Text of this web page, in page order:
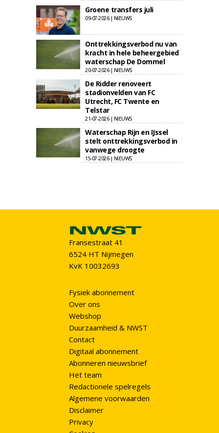
Groene transfers juli
09-07-2026 | NIEUWS
Onttrekkingsverbod nu van
kracht in hele beheergebied
waterschap De Dommel
20-07-2026 | NIEUWS
De Ridder renoveert
stadionvelden van FC
Utrecht, FC Twente en
Telstar
21-07-2026 | NIEUWS
Waterschap Rijn en IJssel
stelt onttrekkingsverbod in
vanwege droogte
15-07-2026 | NIEUWS
Fransestraat 41
6524 HT Nijmegen
KvK 10032693
Fysiek abonnement
Over ons
Webshop
Duurzaamheid & NWST
Contact
Digitaal abonnement
Abonneren nieuwsbrief
Het team
Redactionele spelregels
Algemene voorwaarden
Disclaimer
Privacy